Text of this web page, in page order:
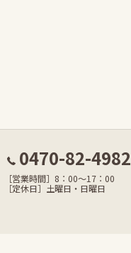
0470-82-4982
［営業時間］8：00〜17：00
［定休日］土曜日・日曜日